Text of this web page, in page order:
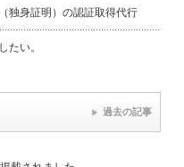
独身証明）の認証取得代行
たい。
過去の記事